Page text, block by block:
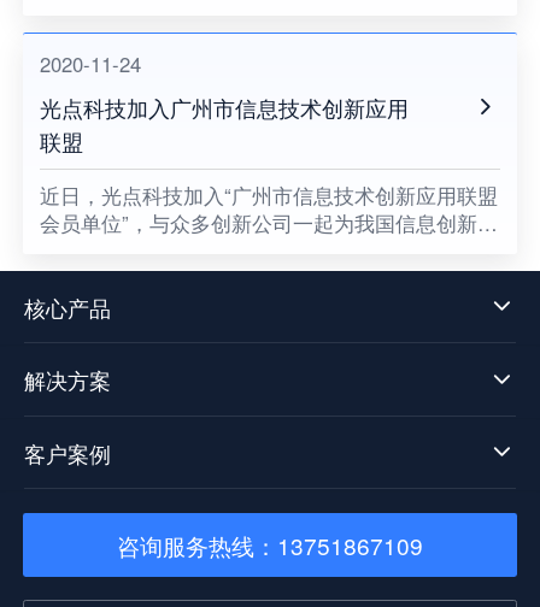
2020-11-24
光点科技加入广州市信息技术创新应用
联盟
​近日，光点科技加入“广州市信息技术创新应用联盟
会员单位”，与众多创新公司一起为我国信息创新发
台技术发展迈向了新阶段。
核心产品
解决方案
客户案例
咨询服务热线：13751867109